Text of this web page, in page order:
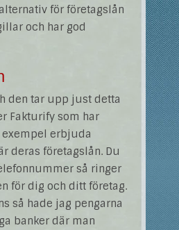
för företagslån
och har god
den tar upp just detta
Fakturify som har
exempel erbjuda
deras företagslån. Du
så ringer
för dig och ditt företag.
så hade jag pengarna
banker där man